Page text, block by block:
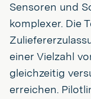
Sensoren und
komplexer. Die
einer Vielzahl
gleichzeitig
erreichen.